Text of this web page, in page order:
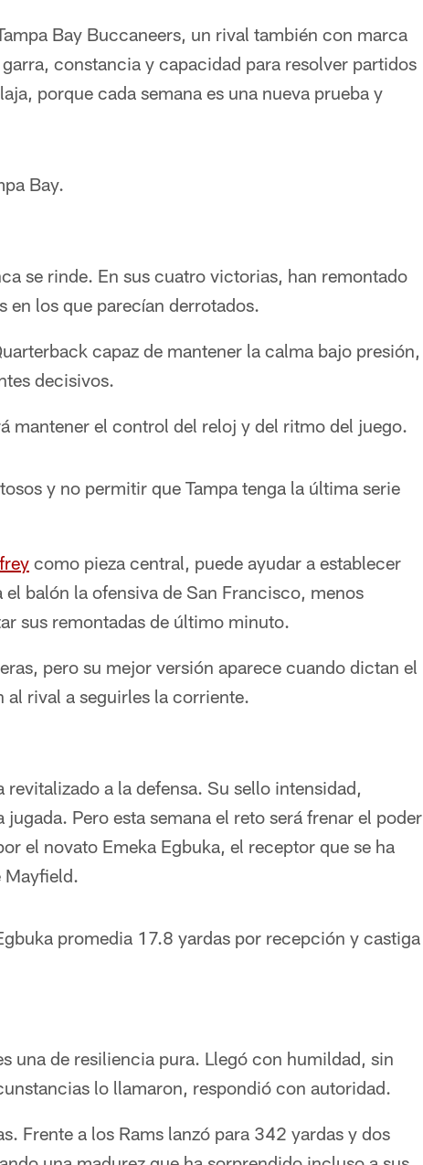
Bay Buccaneers, un rival también con marca
constancia y capacidad para resolver partidos
porque cada semana es una nueva prueba y
Bay.
se rinde. En sus cuatro victorias, han remontado
en los que parecían derrotados.
capaz de mantener la calma bajo presión,
decisivos.
mantener el control del reloj y del ritmo del juego.
y no permitir que Tampa tenga la última serie
como pieza central, puede ayudar a establecer
balón la ofensiva de San Francisco, menos
sus remontadas de último minuto.
pero su mejor versión aparece cuando dictan el
rival a seguirles la corriente.
revitalizado a la defensa. Su sello intensidad,
Pero esta semana el reto será frenar el poder
el novato Emeka Egbuka, el receptor que se ha
Mayfield.
promedia 17.8 yardas por recepción y castiga
una de resiliencia pura. Llegó con humildad, sin
lo llamaron, respondió con autoridad.
Frente a los Rams lanzó para 342 yardas y dos